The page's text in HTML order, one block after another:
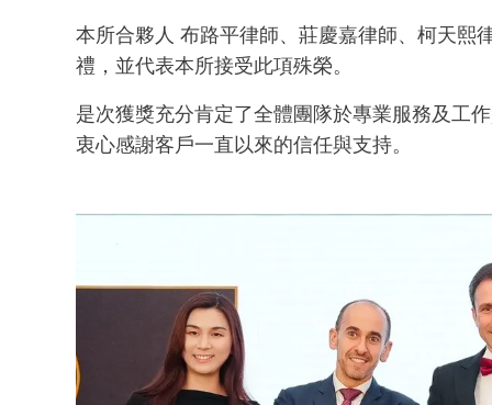
本所合夥人 布路平律師、莊慶嘉律師、柯天熙
禮，並代表本所接受此項殊榮。
是次獲獎充分肯定了全體團隊於專業服務及工
衷心感謝客戶一直以來的信任與支持。